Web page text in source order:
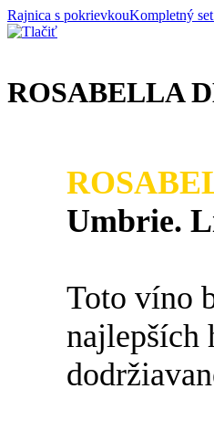
Rajnica s pokrievkouKompletný
ROSABELLA
Umbrie.
Toto víno
najlepších